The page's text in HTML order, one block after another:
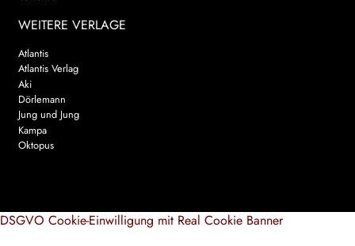
WEITERE VERLAGE
Atlantis
Atlantis Verlag
Aki
Dörlemann
Jung und Jung
Kampa
Oktopus
DSGVO Cookie-Einwilligung mit Real Cookie Banner